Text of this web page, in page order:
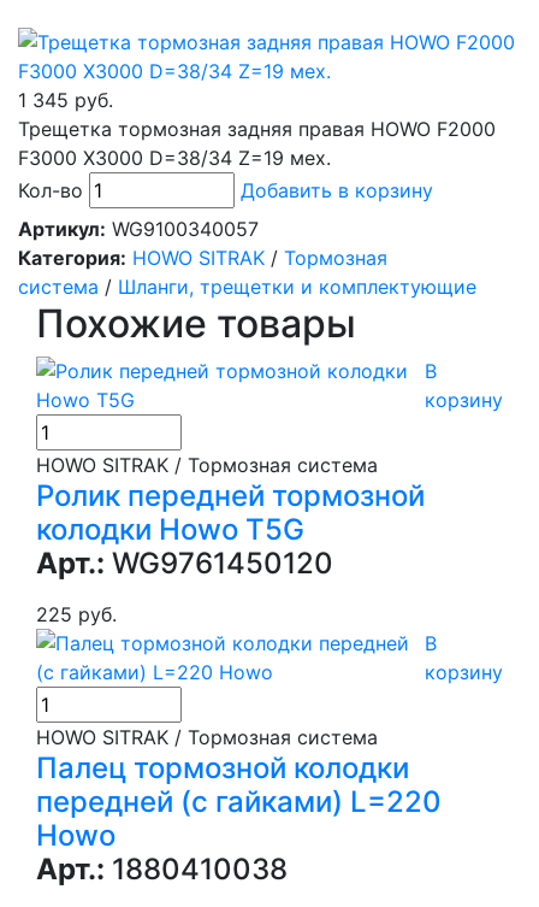
1 345 руб.
Трещетка тормозная задняя правая HOWO F2000
F3000 X3000 D=38/34 Z=19 мех.
Кол-во
Добавить в корзину
Артикул: WG9100340057
Категория: HOWO SITRAK / Тормозная
система / Шланги, трещетки и комплектующие
Похожие товары
В
корзину
HOWO SITRAK / Тормозная система
Ролик передней тормозной
колодки Howo T5G
Арт.: WG9761450120
225 руб.
В
корзину
HOWO SITRAK / Тормозная система
Палец тормозной колодки
передней (с гайками) L=220
Howo
Арт.: 1880410038